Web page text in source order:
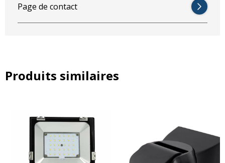
Page de contact
Produits similaires